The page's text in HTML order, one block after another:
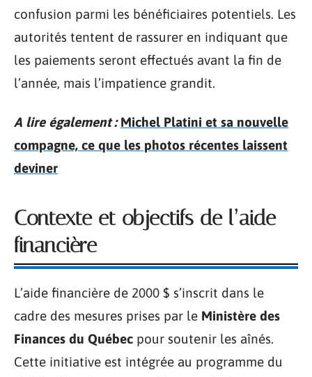
confusion parmi les bénéficiaires potentiels. Les
autorités tentent de rassurer en indiquant que
les paiements seront effectués avant la fin de
l’année, mais l’impatience grandit.
A lire également : Michel Platini et sa nouvelle
compagne, ce que les photos récentes laissent
deviner
Contexte et objectifs de l’aide
financière
L’aide financière de 2000 $ s’inscrit dans le
cadre des mesures prises par le Ministère des
Finances du Québec pour soutenir les aînés.
Cette initiative est intégrée au programme du